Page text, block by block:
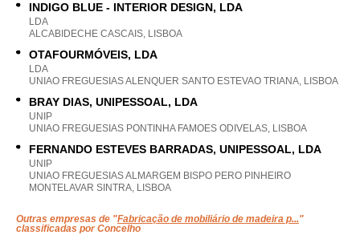
INDIGO BLUE - INTERIOR DESIGN, LDA
LDA
ALCABIDECHE CASCAIS, LISBOA
OTAFOURMÓVEIS, LDA
LDA
UNIAO FREGUESIAS ALENQUER SANTO ESTEVAO TRIANA, LISBOA
BRAY DIAS, UNIPESSOAL, LDA
UNIP
UNIAO FREGUESIAS PONTINHA FAMOES ODIVELAS, LISBOA
FERNANDO ESTEVES BARRADAS, UNIPESSOAL, LDA
UNIP
UNIAO FREGUESIAS ALMARGEM BISPO PERO PINHEIRO
MONTELAVAR SINTRA, LISBOA
Outras empresas de "Fabricação de mobiliário de madeira p..."
classificadas por Concelho